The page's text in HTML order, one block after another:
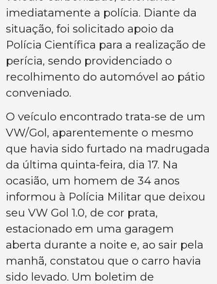
imediatamente a polícia. Diante da
situação, foi solicitado apoio da
Polícia Científica para a realização de
perícia, sendo providenciado o
recolhimento do automóvel ao pátio
conveniado.
O veículo encontrado trata-se de um
VW/Gol, aparentemente o mesmo
que havia sido furtado na madrugada
da última quinta-feira, dia 17. Na
ocasião, um homem de 34 anos
informou à Polícia Militar que deixou
seu VW Gol 1.0, de cor prata,
estacionado em uma garagem
aberta durante a noite e, ao sair pela
manhã, constatou que o carro havia
sido levado. Um boletim de